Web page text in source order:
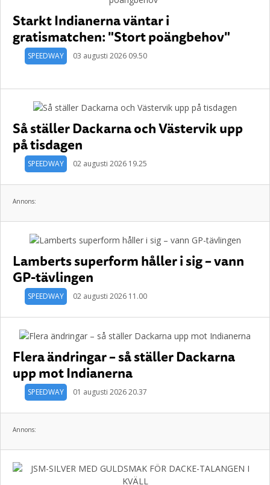
Starkt Indianerna väntar i
gratismatchen: "Stort poängbehov"
SPEEDWAY 03 augusti 2026 09.50
Så ställer Dackarna och Västervik upp
på tisdagen
SPEEDWAY 02 augusti 2026 19.25
Annons:
Lamberts superform håller i sig – vann
GP-tävlingen
SPEEDWAY 02 augusti 2026 11.00
Flera ändringar – så ställer Dackarna
upp mot Indianerna
SPEEDWAY 01 augusti 2026 20.37
Annons: